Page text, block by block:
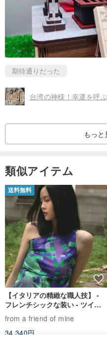
期待通りだった
台湾の神様！幸運を呼
もっ
類似アイテム
送料無料
【イタリアの精緻な職人技】 -
フレンチシックな装い - ツイル
プリントシルクスカーフトップ
ス
from a friend of mine
34,340円